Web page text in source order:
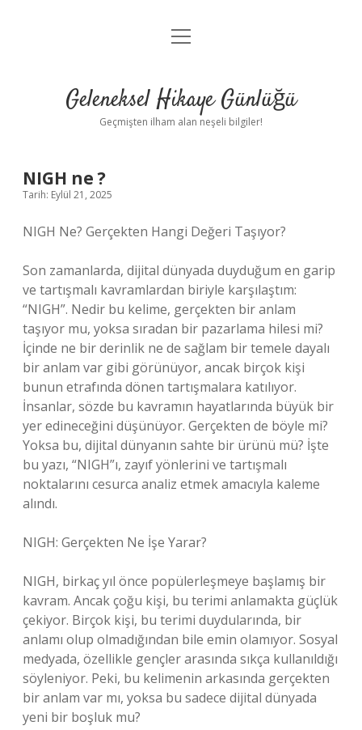
Anasayfa
Yasal Uyarı
menüyü
Geleneksel Hikaye Günlüğü
Geçmişten ilham alan neşeli bilgiler!
NIGH ne ?
Tarih: Eylül 21, 2025
NIGH Ne? Gerçekten Hangi Değeri Taşıyor?
Son zamanlarda, dijital dünyada duyduğum en garip
ve tartışmalı kavramlardan biriyle karşılaştım:
“NIGH”. Nedir bu kelime, gerçekten bir anlam
taşıyor mu, yoksa sıradan bir pazarlama hilesi mi?
İçinde ne bir derinlik ne de sağlam bir temele dayalı
bir anlam var gibi görünüyor, ancak birçok kişi
bunun etrafında dönen tartışmalara katılıyor.
İnsanlar, sözde bu kavramın hayatlarında büyük bir
yer edineceğini düşünüyor. Gerçekten de böyle mi?
Yoksa bu, dijital dünyanın sahte bir ürünü mü? İşte
bu yazı, “NIGH”ı, zayıf yönlerini ve tartışmalı
noktalarını cesurca analiz etmek amacıyla kaleme
alındı.
NIGH: Gerçekten Ne İşe Yarar?
NIGH, birkaç yıl önce popülerleşmeye başlamış bir
kavram. Ancak çoğu kişi, bu terimi anlamakta güçlük
çekiyor. Birçok kişi, bu terimi duydularında, bir
anlamı olup olmadığından bile emin olamıyor. Sosyal
medyada, özellikle gençler arasında sıkça kullanıldığı
söyleniyor. Peki, bu kelimenin arkasında gerçekten
bir anlam var mı, yoksa bu sadece dijital dünyada
yeni bir boşluk mu?